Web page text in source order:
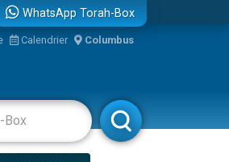
WhatsApp Torah-Box
Calendrier Columbus
Rabbanim